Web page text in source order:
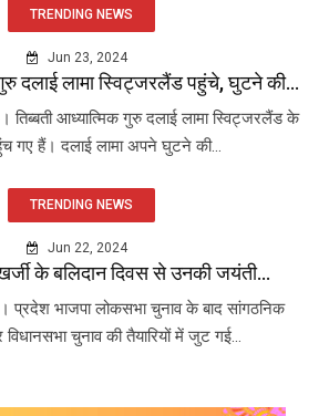
TRENDING NEWS
Jun 23, 2024
दलाई लामा स्विट्जरलैंड पहुंचे, घुटने की...
तिब्बती आध्यात्मिक गुरु दलाई लामा स्विट्जरलैंड के
गए हैं। दलाई लामा अपने घुटने की...
TRENDING NEWS
Jun 22, 2024
के बलिदान दिवस से उनकी जयंती...
प्रदेश भाजपा लोकसभा चुनाव के बाद सांगठनिक
विधानसभा चुनाव की तैयारियों में जुट गई...